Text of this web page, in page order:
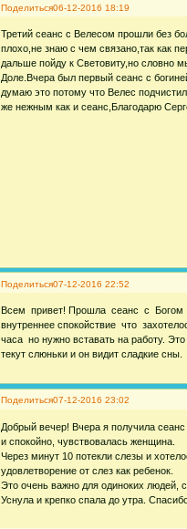
Поделиться06-12-2016 18:19
Третий сеанс с Велесом прошли без
плохо,не знаю с чем связано,так как
дальше пойду к Световиту,но словно
Доле.Вчера был первый сеанс с
думаю это потому что Велес
же нежным как и сеанс,Благодарю
Поделиться07-12-2016 22:52
Всем привет! Прошла сеанс с Богом
внутреннее спокойствие что
часа но нужно вставать на работу.
текут слюньки и он видит сладкие сны.
Поделиться07-12-2016 23:02
Добрый вечер! Вчера я получила
и спокойно, чувствовалась женщина.
Через минут 10 потекли слезы и
удовлетворение от слез как ребенок.
Это очень важно для одиноких людей,
Уснула и крепко спала до утра.